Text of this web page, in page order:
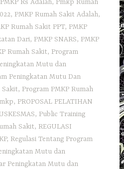
PMKP Rs Adalah, Pmkp Rumah
, PMKP Rumah Sakit Adalah,
Rumah Sakit PPT, PMKP
Dari, PMKP SNARS, PMKP
Rumah Sakit, Program
Mutu dan
Peningkatan Mutu Dan
Sakit, Program PMKP Rumah
, PROPOSAL PELATIHAN
, Public Training
Sakit, REGULASI
, Regulasi Tentang Program
Mutu dan
Peningkatan Mutu dan